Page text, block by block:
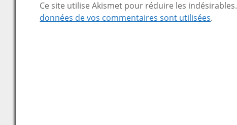
Ce site utilise Akismet pour réduire les indésirables.
données de vos commentaires sont utilisées.